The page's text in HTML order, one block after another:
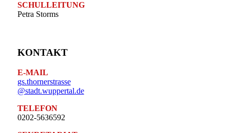
SCHULLEITUNG
Petra Storms
KONTAKT
E-MAIL
gs.thornerstrasse
@stadt.wuppertal.de
TELEFON
0202-5636592